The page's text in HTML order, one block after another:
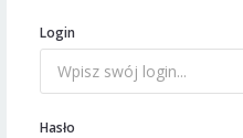
Login
Hasło